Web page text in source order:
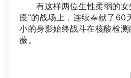
有这样两位生性柔弱的女
疫”的战场上，连续奉献了60
小的身影始终战斗在核酸检
薇。